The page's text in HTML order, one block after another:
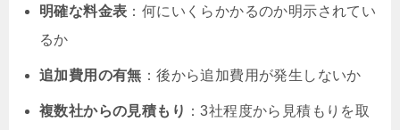
明確な料金表 ：何にいくらかかるのか明示されてい
るか
追加費用の有無 ：後から追加費用が発生しないか
複数社からの見積もり ：3社程度から見積もりを取